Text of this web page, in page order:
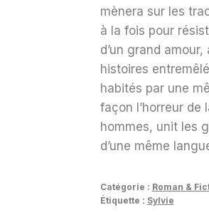
mènera sur les
à la fois pour
d’un grand
histoires
habités par une
façon l’horreur de
hommes, unit les
d’une même
Catégorie : Roman &
Étiquette : Sylvie